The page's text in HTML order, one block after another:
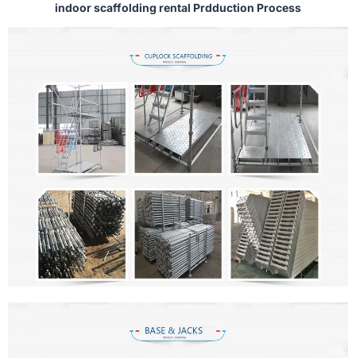
indoor scaffolding rental Prdduction Process